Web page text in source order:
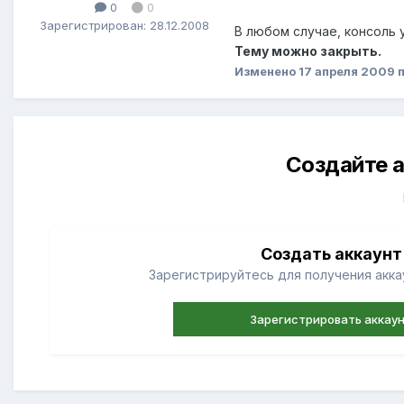
0
0
Зарегистрирован: 28.12.2008
В любом случае,
Тему можно закрыть.
Изменено 17 апреля 2009
Создайте
Создать аккаунт
Зарегистрируйтесь для получения
Зарегистрировать